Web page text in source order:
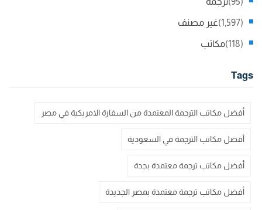
غير مصنف (1,597)
مكاتب (118)
Tags
أفضل مكاتب الترجمة المعتمدة من السفارة الامريكية في مصر
أفضل مكاتب الترجمة في السعودية
أفضل مكاتب ترجمة معتمدة بجدة
أفضل مكاتب ترجمة معتمدة بمصر الجديدة